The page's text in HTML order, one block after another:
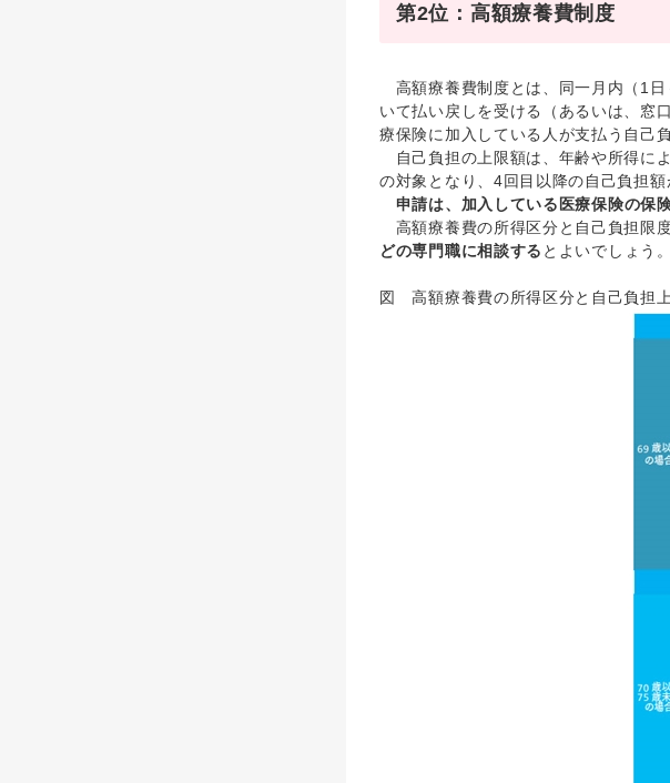
第2位：高額療養費制度
高額療養費制度とは、同一月内（1日
いて払い戻しを受ける（あるいは、窓
療保険に加入している人が支払う自己
自己負担の上限額は、年齢や所得に
の対象となり、4回目以降の自己負担額
申請は、加入している医療保険の保
高額療養費の所得区分と自己負担限
どの専門職に相談する とよいでしょう。
図 高額療養費の所得区分と自己負担